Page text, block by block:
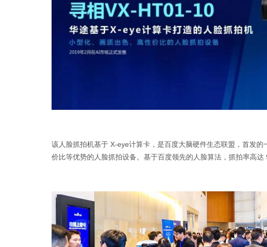
该人脸抓拍机基于 X-eye计算卡，是百度大脑硬件生态联盟，首发
价比等优势的人脸抓拍设备。基于百度领先的人脸算法，抓拍率高达